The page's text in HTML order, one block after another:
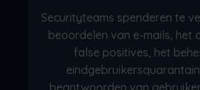
Securityteams spenderen te
beoordelen van e-mails, het
false positives, het
beantwoorden van